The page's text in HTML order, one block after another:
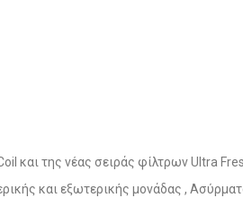
και της νέας σειράς φίλτρων Ultra
και εξωτερικής μονάδας ,